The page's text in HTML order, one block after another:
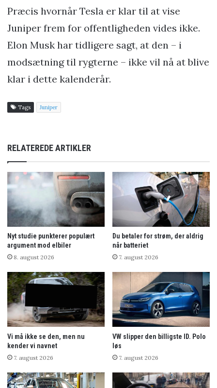
Præcis hvornår Tesla er klar til at vise
Juniper frem for offentligheden vides ikke.
Elon Musk har tidligere sagt, at den – i
modsætning til rygterne – ikke vil nå at blive
klar i dette kalenderår.
Tags Juniper
RELATEREDE ARTIKLER
Nyt studie punkterer populært
argument mod elbiler
8. august 2026
Du betaler for strøm, der aldrig
når batteriet
7. august 2026
Vi må ikke se den, men nu
kender vi navnet
7. august 2026
VW slipper den billigste ID. Polo
løs
7. august 2026